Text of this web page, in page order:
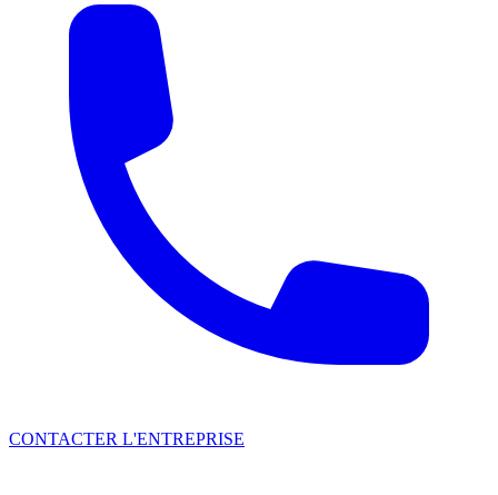
CONTACTER L'ENTREPRISE